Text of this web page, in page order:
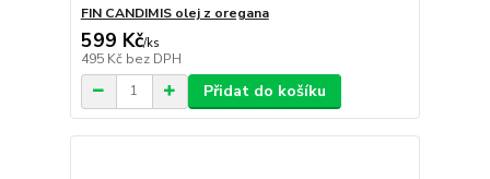
FIN CANDIMIS olej z oregana
599 Kč/ks
495 Kč bez DPH
Přidat do košíku